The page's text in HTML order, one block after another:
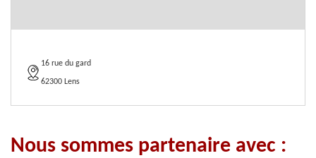
16 rue du gard
62300 Lens
Nous sommes partenaire avec :